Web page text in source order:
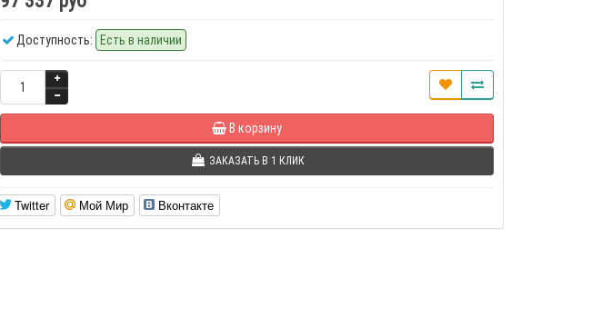
Доступность: Есть в наличии
В корзину
ЗАКАЗАТЬ В 1 КЛИК
Twitter Мой Мир Вконтакте